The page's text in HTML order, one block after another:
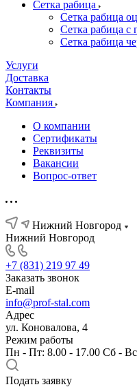
Сетка рабица
Сетка рабица
Сетка рабица
Сетка рабица
Услуги
Доставка
Контакты
Компания
О компании
Сертификаты
Реквизиты
Вакансии
Вопрос-ответ
Нижний Новгород
Нижний Новгород
+7 (831) 219 97 49
Заказать звонок
E-mail
info@prof-stal.com
Адрес
ул. Коновалова, 4
Режим работы
Пн - Пт: 8.00 - 17.00 Сб -
Подать заявку